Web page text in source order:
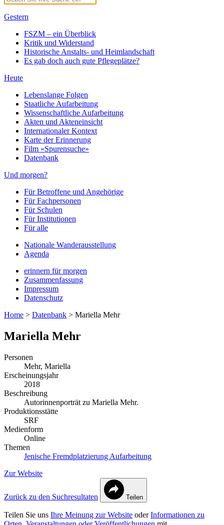
Gestern
FSZM – ein Überblick
Kritik und Widerstand
Historische Anstalts- und Heimlandschaft
Es gab doch auch gute Pflegeplätze?
Heute
Lebenslange Folgen
Staatliche Aufarbeitung
Wissenschaftliche Aufarbeitung
Akten und Akteneinsicht
Internationaler Kontext
Karte der Erinnerung
Film «Spurensuche»
Datenbank
Und morgen?
Für Betroffene und Angehörige
Für Fachpersonen
Für Schulen
Für Institutionen
Für alle
Nationale Wanderausstellung
Agenda
erinnern für morgen
Zusammenfassung
Impressum
Datenschutz
Home > Datenbank > Mariella Mehr
Mariella Mehr
Personen
Mehr, Mariella
Erscheinungsjahr
2018
Beschreibung
Autorinnenporträt zu Mariella Mehr.
Produktionsstätte
SRF
Medienform
Online
Themen
Jenische Fremdplatzierung Aufarbeitung
Zur Website
Zurück zu den Suchresultaten Teilen
Teilen Sie uns Ihre Meinung zur Website oderInformationen zu